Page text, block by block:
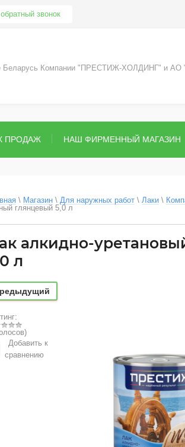
обратный звонок
Беларусь Компании "ПРЕСТИЖ-ХОЛДИНГ" и АО
ПРОДАЖ НАШ ФИРМЕННЫЙ МАГАЗИН
\ Магазин \ Для наружных работ \ Лаки \
глянцевый 5,0 л
алкидно-
л
Добавить к
сравнению